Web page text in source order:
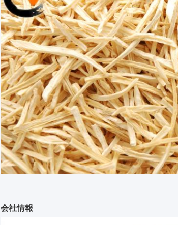
会社情報